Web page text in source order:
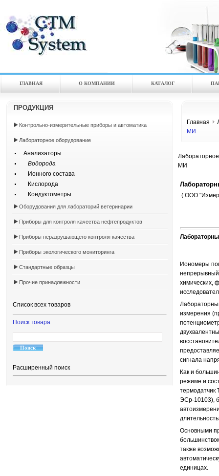
ГЛАВНАЯ О КОМПАНИИ КАТАЛOГ
ПРОДУКЦИЯ
Контрольно-измерительные приборы и автоматика
Лабораторное оборудование
Анализаторы
Водорода
Ионного состава
Кислорода
Кондуктометры
Оборудования для лабораторий ветеринарии
Приборы для контроля качества нефтепродуктов
Приборы неразрушающего контроля качества
Приборы экологического мониторинга
Стандартные образцы
Прочие принадлежности
Список всех товаров
Поиск товара
Расширенный поиск
Главная
МИ
МИ
( ООО
Иономеры
непрерывный
химических,
измерения
сигнала
Как и
режиме и
термодатчик
ЭСр-10103),
Основными
также
единицах.